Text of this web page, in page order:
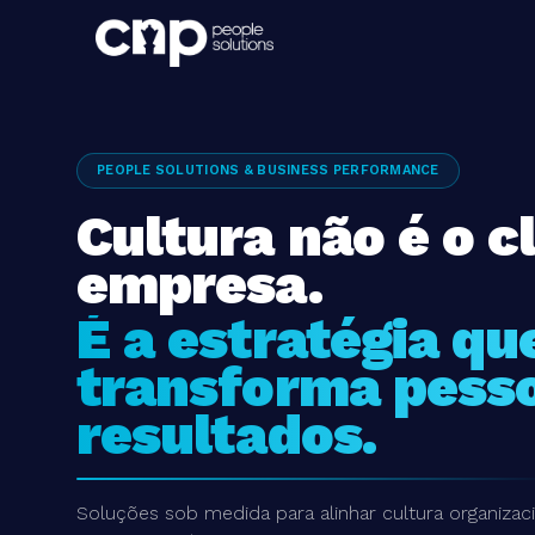
PEOPLE SOLUTIONS & BUSINESS PERFORMANCE
Cultura não é o
empresa.
É a estratégia
transforma
resultados.
Soluções sob medida para alinhar cultura
IMERSÃO PRESENCIAL
Cultura na
A imersão que
transforma
construtores de